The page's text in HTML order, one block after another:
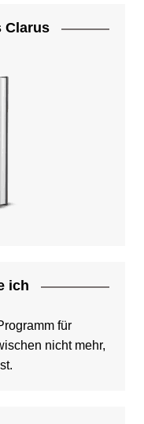
Clarus
ich
für
nicht mehr,